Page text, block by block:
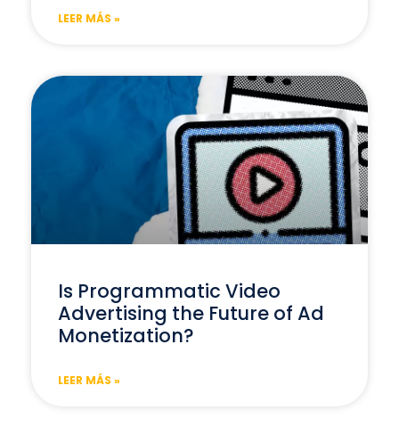
LEER MÁS »
Is Programmatic Video
Advertising the Future of Ad
Monetization?
LEER MÁS »